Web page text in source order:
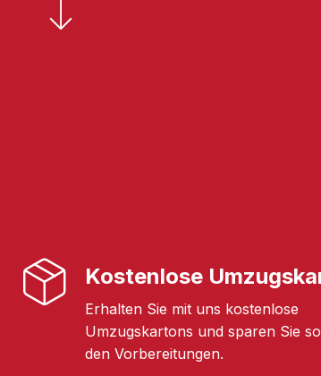
Kostenlose
Erhalten Sie mit uns kostenlose
Umzugskartons und sparen Sie
den Vorbereitungen.